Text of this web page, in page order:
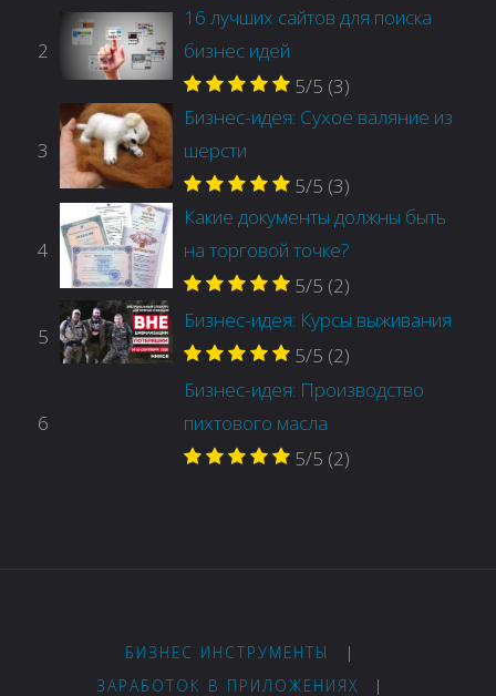
2
16 лучших сайтов для поиска
бизнес идей
5/5 (3)
3
Бизнес-идея: Сухое валяние из
шерсти
5/5 (3)
4
Какие документы должны быть
на торговой точке?
5/5 (2)
5
Бизнес-идея: Курсы выживания
5/5 (2)
6
Бизнес-идея: Производство
пихтового масла
5/5 (2)
БИЗНЕС ИНСТРУМЕНТЫ
|
ЗАРАБОТОК В ПРИЛОЖЕНИЯХ
|